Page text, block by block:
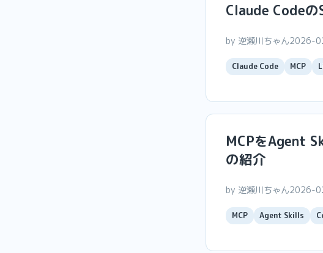
Claude Code
by 逆瀬川ちゃん2026-
Claude Code MCP
MCPをAgent
の紹介
by 逆瀬川ちゃん2026-
MCP Agent Skills